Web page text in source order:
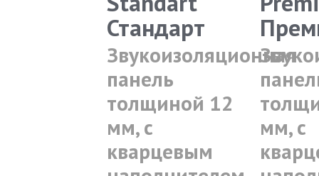
Стандарт
Звукоизоляционная
панель
толщиной 12
мм, с
кварцевым
мм, с